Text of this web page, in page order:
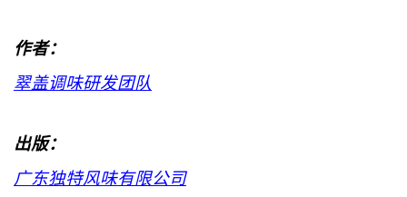
作者：
翠盖调味研发团队
出版：
广东独特风味有限公司